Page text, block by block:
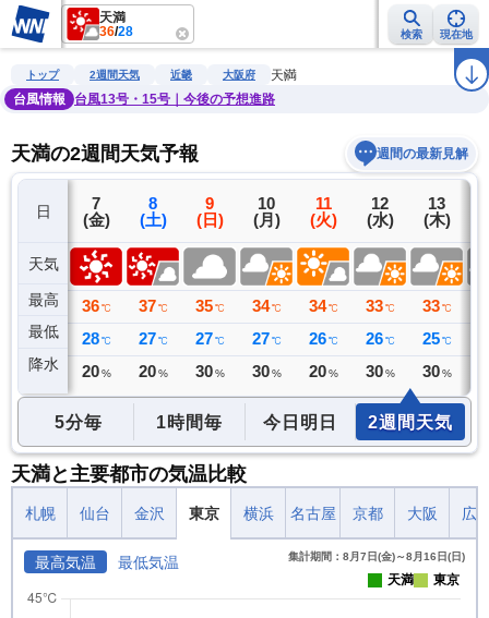
天満
36/28 検索 現在地
雨雲レーダー 台風情報 地震情報 警報・注意報 ラ
トップ 2週間天気 近畿 大阪府
天満
台風情報
台風13号・15号｜今後の予想進路
天満の2週間天気予報 週間の最新見解
日
天気
最高
最低
降水
6
(木)
35 ℃
28 ℃
0 ミリ
7
(金)
36 ℃
28 ℃
20 %
8
(土)
37 ℃
27 ℃
20 %
9
(日)
35 ℃
27 ℃
30 %
10
(月)
34 ℃
27 ℃
30 %
11
(火)
34 ℃
26 ℃
20 %
12
(水)
33 ℃
26 ℃
30 %
13
(木)
33 ℃
25 ℃
30 %
5分毎 1時間毎 今日明日 2週間天気
天満と主要都市の気温比較
札幌 仙台 金沢 東京 横浜 名古屋 京都 大阪 広
最高気温 最低気温 集計期間：8月7日(金)～8月16日(日)
天満 東京